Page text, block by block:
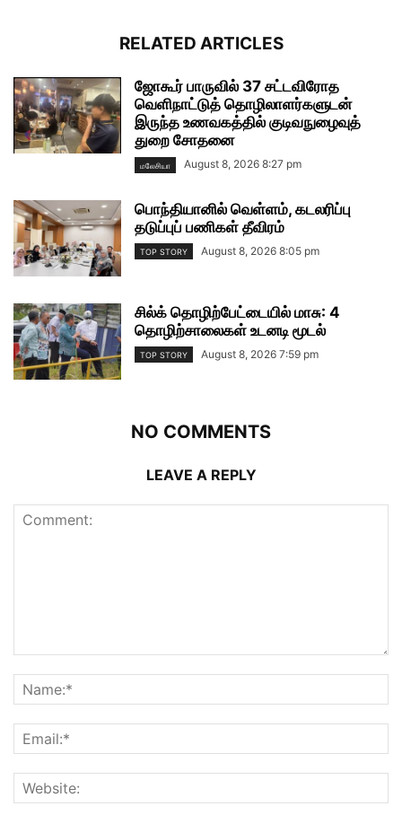
RELATED ARTICLES
ஜோகூர் பாருவில் 37 சட்டவிரோத
வெளிநாட்டுத் தொழிலாளர்களுடன்
இருந்த உணவகத்தில் குடிவநுழைவுத்
துறை சோதனை
மலேசியா August 8, 2026 8:27 pm
பொந்தியானில் வெள்ளம், கடலரிப்பு
தடுப்புப் பணிகள் தீவிரம்
TOP STORY August 8, 2026 8:05 pm
சில்க் தொழிற்பேட்டையில் மாசு: 4
தொழிற்சாலைகள் உடனடி மூடல்
TOP STORY August 8, 2026 7:59 pm
NO COMMENTS
LEAVE A REPLY